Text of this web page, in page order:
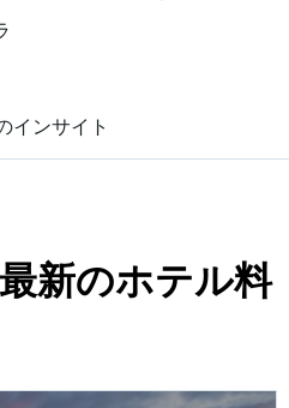
インサイト
新のホテル料